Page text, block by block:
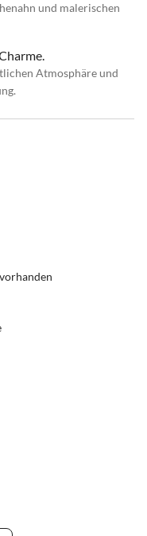
und malerischen
Atmosphäre und